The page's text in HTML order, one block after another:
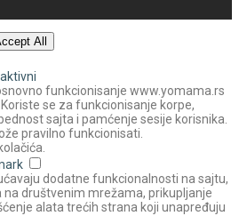
All
funkcionisanje www.yomama.rs
se za funkcionisanje korpe,
sajta i pamćenje sesije korisnika.
pravilno funkcionisati.
dodatne funkcionalnosti na sajtu,
na društvenim mrežama, prikupljanje
alata trećih strana koji unapređuju